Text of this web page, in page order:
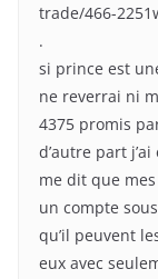
trade/466-
.
si prince est
ne reverrai ni
4375 promis
d’autre part
me dit que
un compte
qu’il peuvent
eux avec